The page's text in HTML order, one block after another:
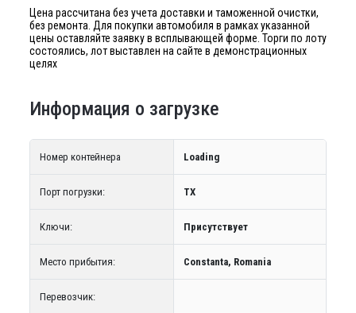
Цена рассчитана без учета доставки и таможенной очистки,
без ремонта. Для покупки автомобиля в рамках указанной
цены оставляйте заявку в всплывающей форме. Торги по лоту
состоялись, лот выставлен на сайте в демонстрационных
целях
Информация о загрузке
Номер контейнера Loading
Порт погрузки: TX
Ключи: Присутствует
Место прибытия: Constanta, Romania
Перевозчик: